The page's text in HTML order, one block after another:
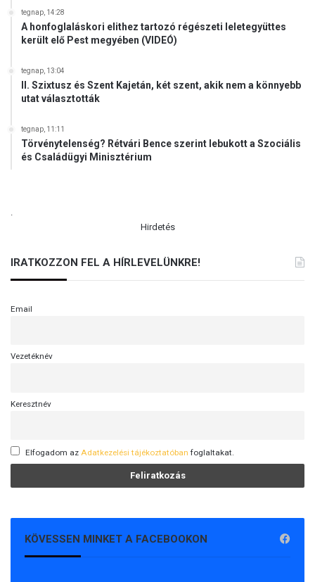
tegnap, 14:28
A honfoglaláskori elithez tartozó régészeti leletegyüttes
került elő Pest megyében (VIDEÓ)
tegnap, 13:04
II. Szixtusz és Szent Kajetán, két szent, akik nem a könnyebb
utat választották
tegnap, 11:11
Törvénytelenség? Rétvári Bence szerint lebukott a Szociális
és Családügyi Minisztérium
.
Hirdetés
IRATKOZZON FEL A HÍRLEVELÜNKRE!
Email
Vezetéknév
Keresztnév
Elfogadom az Adatkezelési tájékoztatóban foglaltakat.
KÖVESSEN MINKET A FACEBOOKON